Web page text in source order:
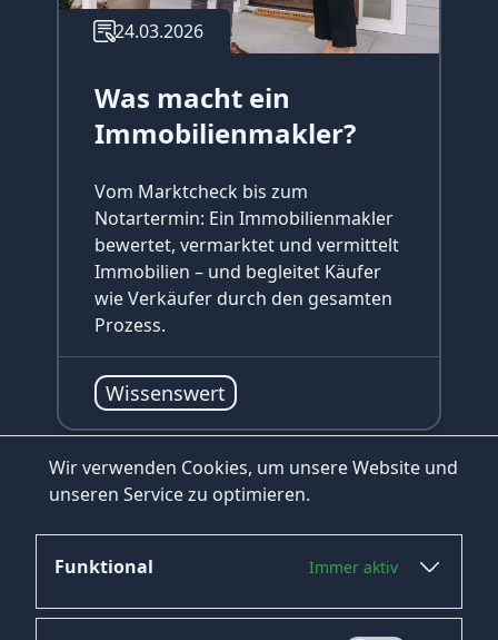
Wir verwenden Cookies, um unsere Website und
unseren Service zu optimieren.
Funktional Immer aktiv
INHALTSVERZEICHNIS
Was ist abstraktes Denken?
Die Vorteile des abstrakten Denkens
24.03.2026
Was macht ein
Immobilienmakler?
Vom Marktcheck bis zum
Notartermin: Ein Immobilienmakler
bewertet, vermarktet und vermittelt
Immobilien – und begleitet Käufer
wie Verkäufer durch den gesamten
Prozess.
Wissenswert
zum Blog